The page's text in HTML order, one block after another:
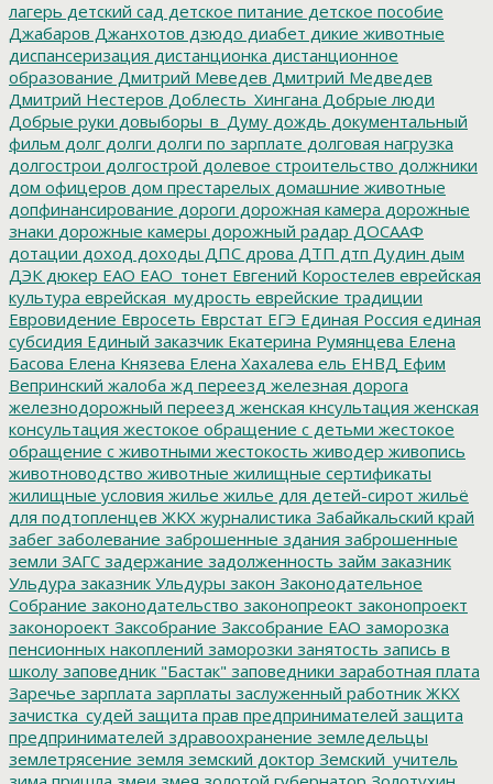
лагерь детский сад детское питание детское пособие
Джабаров Джанхотов дзюдо диабет дикие животные
диспансеризация дистанционка дистанционное
образование Дмитрий Меведев Дмитрий Медведев
Дмитрий Нестеров Доблесть_Хингана Добрые люди
Добрые руки довыборы_в_Думу дождь документальный
фильм долг долги долги по зарплате долговая нагрузка
долгострои долгострой долевое строительство должники
дом офицеров дом престарелых домашние животные
допфинансирование дороги дорожная камера дорожные
знаки дорожные камеры дорожный радар ДОСААФ
дотации доход доходы ДПС дрова ДТП дтп Дудин дым
ДЭК дюкер ЕАО ЕАО_тонет Евгений Коростелев еврейская
культура еврейская_мудрость еврейские традиции
Евровидение Евросеть Еврстат ЕГЭ Единая Россия единая
субсидия Единый заказчик Екатерина Румянцева Елена
Басова Елена Князева Елена Хахалева ель ЕНВД Ефим
Вепринский жалоба жд переезд железная дорога
железнодорожный переезд женская кнсультация женская
консультация жестокое обращение с детьми жестокое
обращение с животными жестокость живодер живопись
животноводство животные жилищные сертификаты
жилищные условия жилье жилье для детей-сирот жильё
для подтопленцев ЖКХ журналистика Забайкальский край
забег заболевание заброшенные здания заброшенные
земли ЗАГС задержание задолженность займ заказник
Ульдура заказник Ульдуры закон Законодательное
Собрание законодательство законопреокт законопроект
законороект Заксобрание Заксобрание ЕАО заморозка
пенсионных накоплений заморозки занятость запись в
школу заповедник "Бастак" заповедники заработная плата
Заречье зарплата зарплаты заслуженный работник ЖКХ
зачистка_судей защита прав предпринимателей защита
предпринимателей здравоохранение земледельцы
землетрясение земля земский доктор Земский_учитель